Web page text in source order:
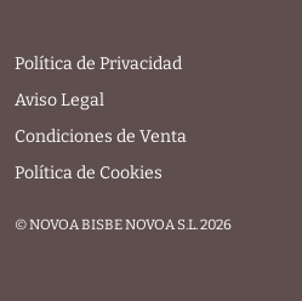
Política de Privacidad
Aviso Legal
Condiciones de Venta
Política de Cookies
© NOVOA BISBE NOVOA S.L. 2026